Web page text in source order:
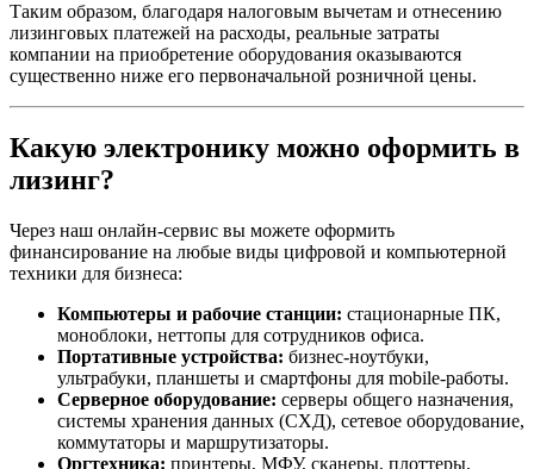
Таким образом, благодаря налоговым вычетам и отнесению
лизинговых платежей на расходы, реальные затраты
компании на приобретение оборудования оказываются
существенно ниже его первоначальной розничной цены.
Какую электронику можно оформить в
лизинг?
Через наш онлайн-сервис вы можете оформить
финансирование на любые виды цифровой и компьютерной
техники для бизнеса:
Компьютеры и рабочие станции: стационарные ПК,
моноблоки, неттопы для сотрудников офиса.
Портативные устройства: бизнес-ноутбуки,
ультрабуки, планшеты и смартфоны для mobile-работы.
Серверное оборудование: серверы общего назначения,
системы хранения данных (СХД), сетевое оборудование,
коммутаторы и маршрутизаторы.
Оргтехника: принтеры, МФУ, сканеры, плоттеры,